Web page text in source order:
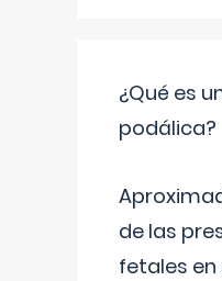
¿Qué es
podálica?
de las
fetales